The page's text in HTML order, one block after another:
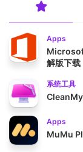
Apps
解版下载
系统工具
Apps
MuMu